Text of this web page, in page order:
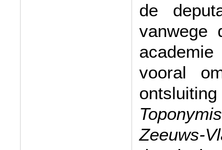
de
vanwege
vooral
Zeeuws-